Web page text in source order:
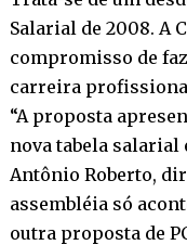
Salarial de 2008. A
compromisso de
carreira
“A proposta
nova tabela salarial
Antônio Roberto,
assembléia só
outra proposta de